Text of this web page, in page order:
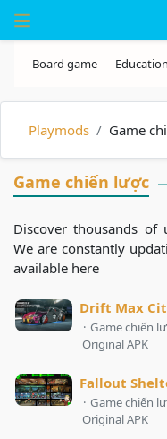
Playmods Game
Game chiến lược
Discover thousands of
We are constantly
available here
· Game chiến
Original APK
· Game chiến
Original APK